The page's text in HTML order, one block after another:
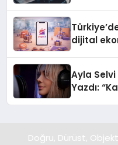
dijital
Ayla Selvi
Yazdı:
Doğru, Dürüst,